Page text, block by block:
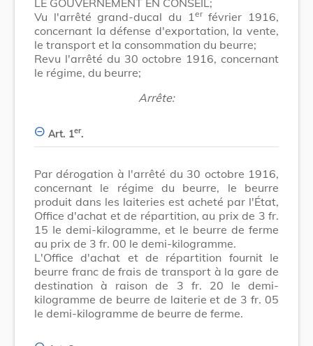
Vu l'arrêté grand-ducal du 1 erfévrier 1916,
concernant la défense d'exportation, la vente,
le transport et la consommation du beurre;
Revu l'arrêté du 30 octobre 1916, concernant
le régime, du beurre;
Arrête:
Art. 1er.
Par dérogation à l'arrêté du 30 octobre 1916,
concernant le régime du beurre, le beurre
produit dans les laiteries est acheté par l'État,
Office d'achat et de répartition, au prix de 3 fr.
15 Ie demi-kilogramme, et le beurre de ferme
au prix de 3 fr. 00 le demi-kilogramme.
L'Office d'achat et de répartition fournit Ie
beurre franc de frais de transport à la gare de
destination à raison de 3 fr. 20 le demi-
kilogramme de beurre de laiterie et de 3 fr. 05
le demi-kilogramme de beurre de ferme.